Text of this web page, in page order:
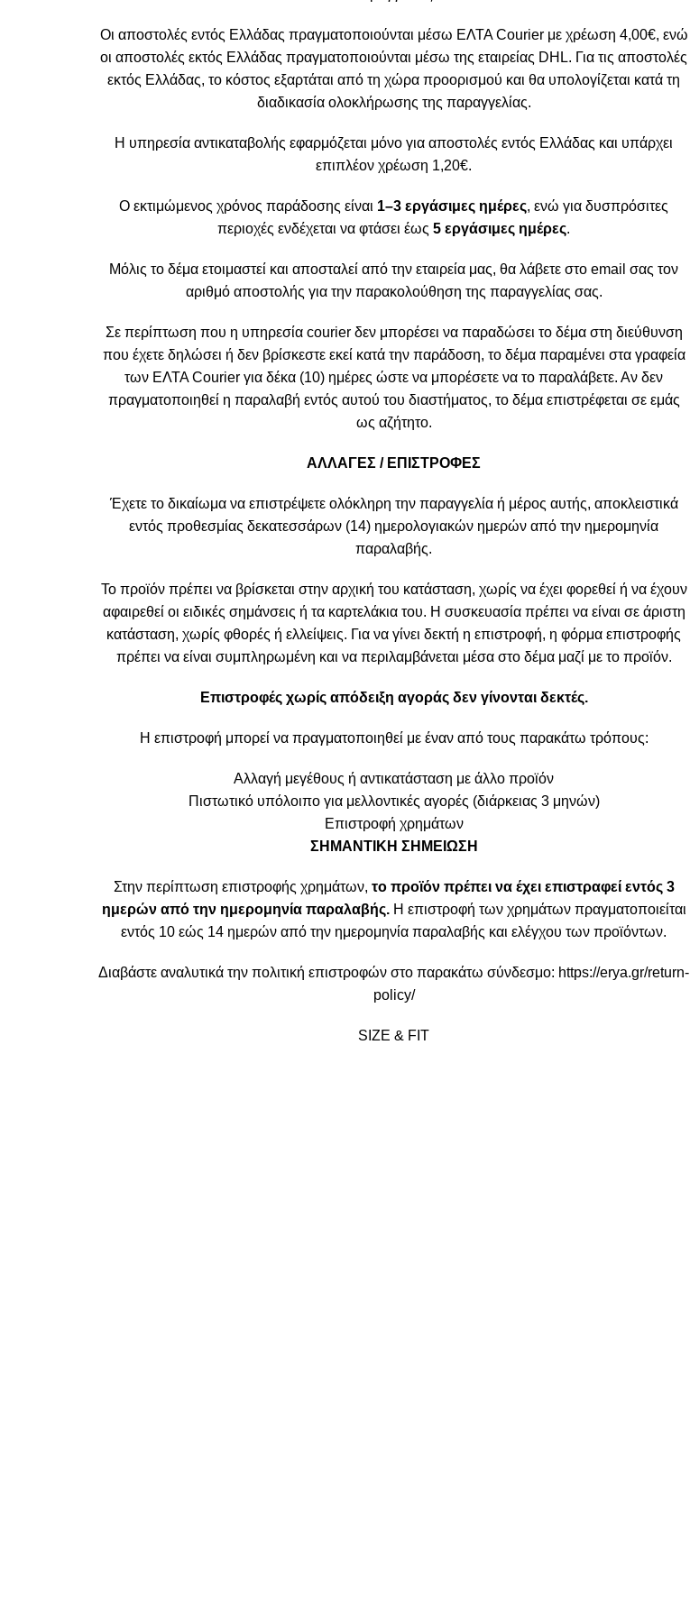
Οι αποστολές εντός Ελλάδας πραγματοποιούνται μέσω ΕΛΤΑ Courier με χρέωση 4,00€, ενώ
οι αποστολές εκτός Ελλάδας πραγματοποιούνται μέσω της εταιρείας DHL. Για τις αποστολές
εκτός Ελλάδας, το κόστος εξαρτάται από τη χώρα προορισμού και θα υπολογίζεται κατά τη
διαδικασία ολοκλήρωσης της παραγγελίας.
Η υπηρεσία αντικαταβολής εφαρμόζεται μόνο για αποστολές εντός Ελλάδας και υπάρχει
επιπλέον χρέωση 1,20€.
Ο εκτιμώμενος χρόνος παράδοσης είναι 1–3 εργάσιμες ημέρες, ενώ για δυσπρόσιτες
περιοχές ενδέχεται να φτάσει έως 5 εργάσιμες ημέρες.
Μόλις το δέμα ετοιμαστεί και αποσταλεί από την εταιρεία μας, θα λάβετε στο email σας τον
αριθμό αποστολής για την παρακολούθηση της παραγγελίας σας.
Σε περίπτωση που η υπηρεσία courier δεν μπορέσει να παραδώσει το δέμα στη διεύθυνση
που έχετε δηλώσει ή δεν βρίσκεστε εκεί κατά την παράδοση, το δέμα παραμένει στα γραφεία
των ΕΛΤΑ Courier για δέκα (10) ημέρες ώστε να μπορέσετε να το παραλάβετε. Αν δεν
πραγματοποιηθεί η παραλαβή εντός αυτού του διαστήματος, το δέμα επιστρέφεται σε εμάς
ως αζήτητο.
ΑΛΛΑΓΕΣ / ΕΠΙΣΤΡΟΦΕΣ
Έχετε το δικαίωμα να επιστρέψετε ολόκληρη την παραγγελία ή μέρος αυτής, αποκλειστικά
εντός προθεσμίας δεκατεσσάρων (14) ημερολογιακών ημερών από την ημερομηνία
παραλαβής.
Το προϊόν πρέπει να βρίσκεται στην αρχική του κατάσταση, χωρίς να έχει φορεθεί ή να έχουν
αφαιρεθεί οι ειδικές σημάνσεις ή τα καρτελάκια του. Η συσκευασία πρέπει να είναι σε άριστη
κατάσταση, χωρίς φθορές ή ελλείψεις. Για να γίνει δεκτή η επιστροφή, η φόρμα επιστροφής
πρέπει να είναι συμπληρωμένη και να περιλαμβάνεται μέσα στο δέμα μαζί με το προϊόν.
Επιστροφές χωρίς απόδειξη αγοράς δεν γίνονται δεκτές.
Η επιστροφή μπορεί να πραγματοποιηθεί με έναν από τους παρακάτω τρόπους:
Αλλαγή μεγέθους ή αντικατάσταση με άλλο προϊόν
Πιστωτικό υπόλοιπο για μελλοντικές αγορές (διάρκειας 3 μηνών)
Επιστροφή χρημάτων
ΣΗΜΑΝΤΙΚΗ ΣΗΜΕΙΩΣΗ
Στην περίπτωση επιστροφής χρημάτων, το προϊόν πρέπει να έχει επιστραφεί εντός 3
ημερών από την ημερομηνία παραλαβής.Η επιστροφή των χρημάτων πραγματοποιείται
εντός 10 εώς 14 ημερών από την ημερομηνία παραλαβής και ελέγχου των προϊόντων.
Διαβάστε αναλυτικά την πολιτική επιστροφών στο παρακάτω σύνδεσμο: https://erya.gr/return-
policy/
SIZE & FIT